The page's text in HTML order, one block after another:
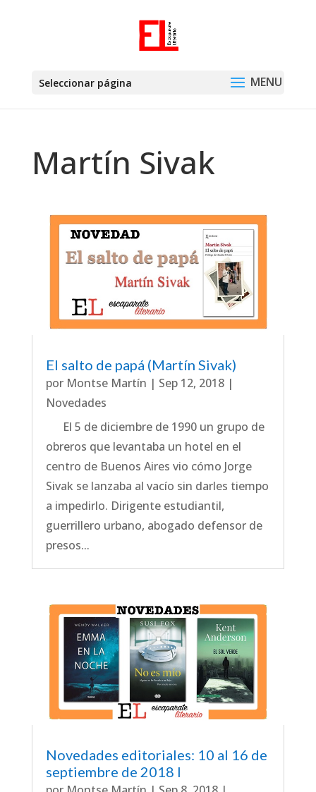
Seleccionar página
Martín Sivak
El salto de papá (Martín Sivak)
por Montse Martín | Sep 12, 2018|
Novedades
El 5 de diciembre de 1990 un grupo de
obreros que levantaba un hotel en el
centro de Buenos Aires vio cómo Jorge
Sivak se lanzaba al vacío sin darles tiempo
a impedirlo. Dirigente estudiantil,
guerrillero urbano, abogado defensor de
presos...
Novedades editoriales: 10 al 16 de
septiembre de 2018 I